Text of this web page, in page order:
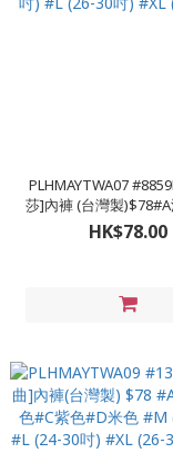
PLHMAYTWA07
莎]內褲 (台灣製)$78#A深藍#B咖
色#C綠色#D粉色 #: M
#L (26-30吋) #XL
HK$78.00